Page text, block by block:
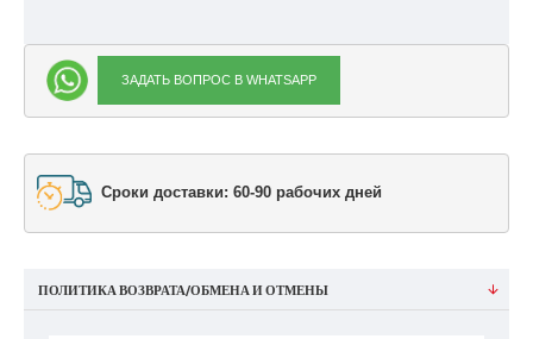
ЗАДАТЬ ВОПРОС В WHATSAPP
Сроки доставки: 60-90 рабочих дней
ПОЛИТИКА ВОЗВРАТА/ОБМЕНА И ОТМЕНЫ